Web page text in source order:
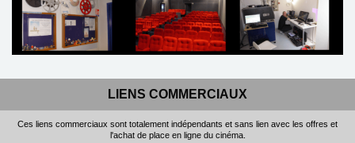
LIENS COMMERCIAUX
Ces liens commerciaux sont totalement indépendants et sans lien avec les offres et
l'achat de place en ligne du cinéma.